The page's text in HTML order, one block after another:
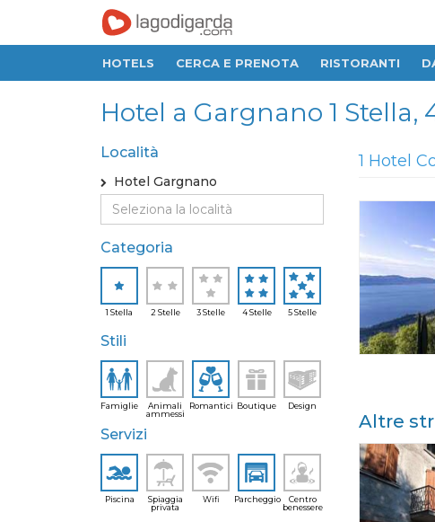
HOTELS CERCA E PRENOTA RISTORANTI
Hotel a Gargnano 1 Stella,
Località
Hotel Gargnano
Categoria
1 Stella 2 Stelle 3 Stelle 4 Stelle 5 Stelle
Stili
Famiglie
Animali
ammessi
Romantici Boutique Design
Servizi
Piscina
Spiaggia
privata
Wifi Parcheggio
Centro
benessere
1 Hotel
Altre